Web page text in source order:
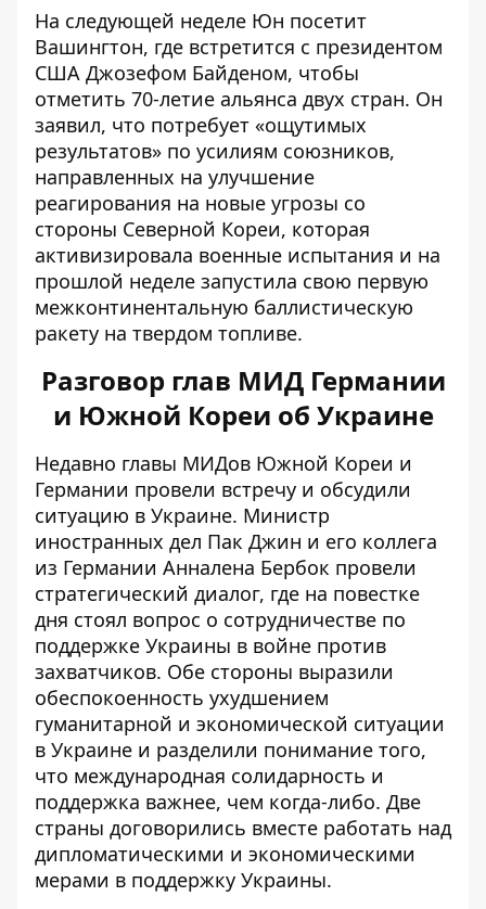
На следующей неделе Юн посетит
Вашингтон, где встретится с президентом
США Джозефом Байденом, чтобы
отметить 70-летие альянса двух стран. Он
заявил, что потребует «ощутимых
результатов» по усилиям союзников,
направленных на улучшение
реагирования на новые угрозы со
стороны Северной Кореи, которая
активизировала военные испытания и на
прошлой неделе запустила свою первую
межконтинентальную баллистическую
ракету на твердом топливе.
Разговор глав МИД Германии
и Южной Кореи об Украине
Недавно главы МИДов Южной Кореи и
Германии провели встречу и обсудили
ситуацию в Украине. Министр
иностранных дел Пак Джин и его коллега
из Германии Анналена Бербок провели
стратегический диалог, где на повестке
дня стоял вопрос о сотрудничестве по
поддержке Украины в войне против
захватчиков. Обе стороны выразили
обеспокоенность ухудшением
гуманитарной и экономической ситуации
в Украине и разделили понимание того,
что международная солидарность и
поддержка важнее, чем когда-либо. Две
страны договорились вместе работать над
дипломатическими и экономическими
мерами в поддержку Украины.